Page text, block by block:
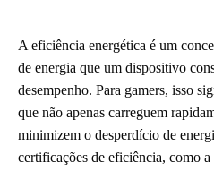
A eficiência energética é um
de energia que um dispositivo
desempenho. Para gamers, isso
que não apenas carreguem
minimizem o desperdício de
certificações de eficiência, como a